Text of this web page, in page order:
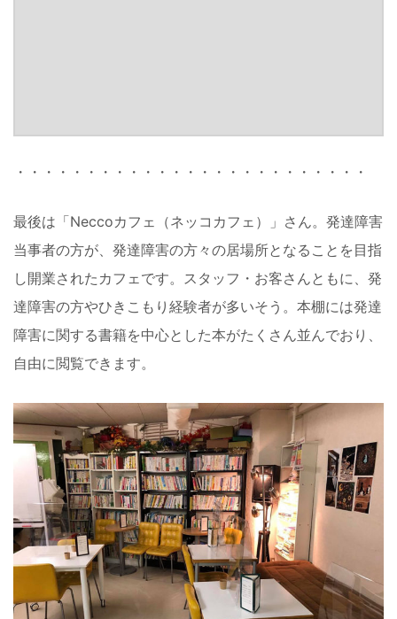
・・・・・・・・・・・・・・・・・・・・・・・・・
最後は「Neccoカフェ（ネッコカフェ）」さん。発達障害
当事者の方が、発達障害の方々の居場所となることを目指
し開業されたカフェです。スタッフ・お客さんともに、発
達障害の方やひきこもり経験者が多いそう。本棚には発達
障害に関する書籍を中心とした本がたくさん並んでおり、
自由に閲覧できます。